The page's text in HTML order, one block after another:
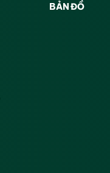
BẢN ĐỒ